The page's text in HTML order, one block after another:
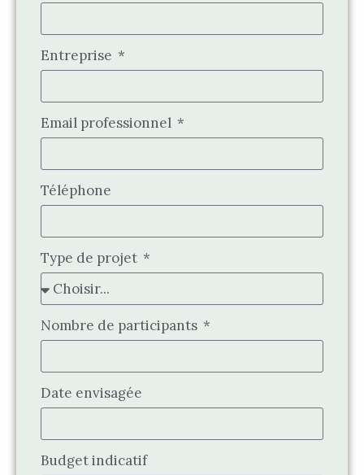
Entreprise
Email professionnel
Téléphone
Type de projet
Nombre de participants
Date envisagée
Budget indicatif